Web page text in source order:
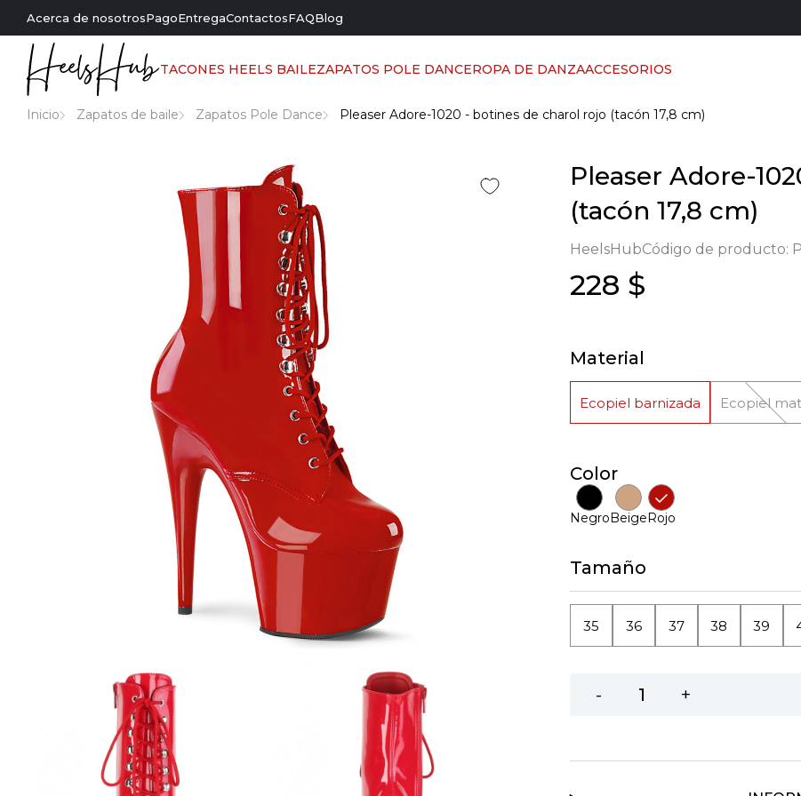
Acerca de nosotrosPagoEntregaContactosFAQBlog
TACONES HEELS BAILEZAPATOS POLE DANCEROPA DE DANZAACCESORIOS
Inicio Zapatos de baile Zapatos Pole Dance Pleaser Adore-1020 - botines de charol rojo (tacón 17,8 cm)
Pleaser Adore-
(tacón 17,8 cm)
HeelsHubCódigo de producto:
228 $
Material
Ecopiel barnizada Ecopiel
Color
NegroBeigeRojo
Tamaño
35 36 37 38 39
- +